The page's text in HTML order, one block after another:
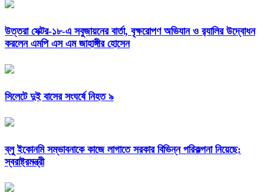
উত্তরা সেক্টর-১৮-এ সবুজায়নের বার্তা, বৃক্ষরোপণ অভিযান ও র‍্যালির উদ্বোধন
করলেন এমপি এস এম জাহাঙ্গীর হোসেন
সিলেটে দুই বাসের সংঘর্ষে নিহত ৯
ব্লু ইকোনমি সম্ভাবনাকে কাজে লাগাতে সরকার বিভিন্ন পরিকল্পনা নিয়েছে:
স্বরাষ্ট্রমন্ত্রী